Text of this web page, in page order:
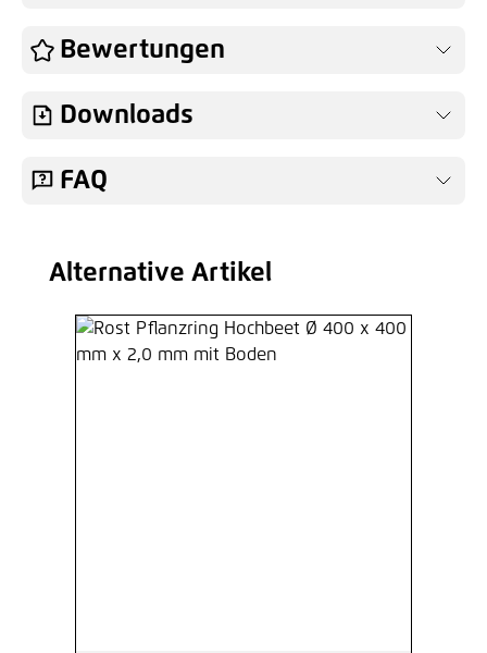
Bewertungen
Downloads
FAQ
Produktgalerie überspringen
Alternative Artikel